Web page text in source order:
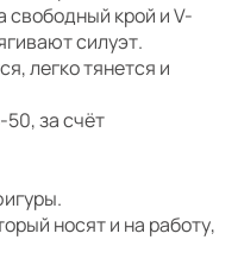
свободный крой и V-
силуэт.
легко тянется и
за счёт
носят и на работу,